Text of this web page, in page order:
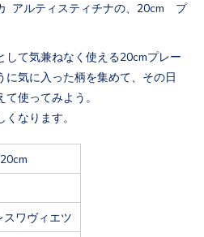
アルティスティチナの、20cm プ
して気兼ねなく使える20cmプレー
に気に入った柄を集めて、その日
使ってみよう。
なります。
ワヴィエツ